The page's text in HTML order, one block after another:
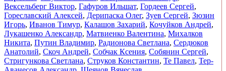
Вексельберг Виктор, Гафуров Ильшат, Гордеев Сергей,
Гореславский Алексей, Дерипаска Олег, Зуев Сергей, Зюзин
Игорь, Иванов Тимур, Калашов Захарий, Кочуйков Андрей,
Лукашенко Александр, Матвиенко Валентина, Михалков
Никита, Путин Владимир, Радионова Светлана, Сердюков
Анатолий, Скоч Андрей, Собчак Ксения, Собянин Сергей,
Стригункова Светлана, Струков Константин, Те Павел, Тер-